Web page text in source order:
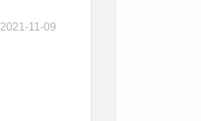
2021-11-09